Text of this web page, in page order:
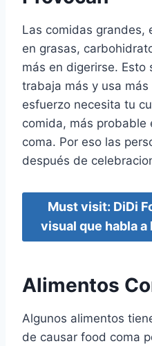
Las comidas grandes,
en grasas,
más en digerirse. Esto
trabaja más y usa
esfuerzo necesita tu
comida, más probable
coma. Por eso las
después de
Must visit: DiDi
visual que habla
Alimentos
Algunos alimentos
de causar food coma